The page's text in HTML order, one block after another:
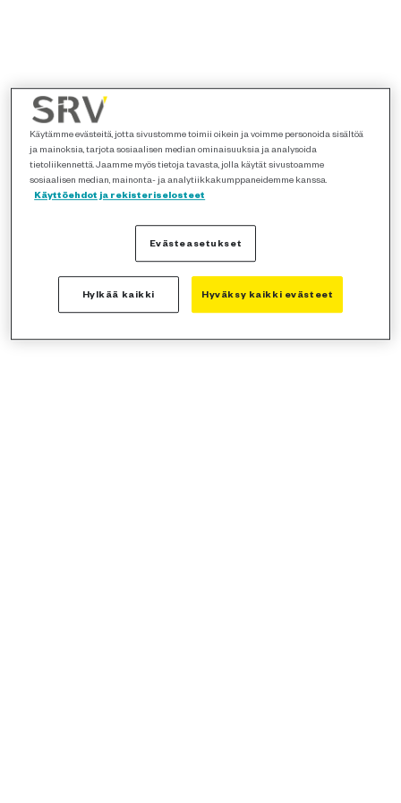
Käytämme evästeitä, jotta sivustomme toimii oikein ja voimme personoida sisältöä
ja mainoksia, tarjota sosiaalisen median ominaisuuksia ja analysoida
tietoliikennettä. Jaamme myös tietoja tavasta, jolla käytät sivustoamme
sosiaalisen median, mainonta- ja analytiikkakumppaneidemme kanssa.
Käyttöehdot ja rekisteriselosteet
Evästeasetukset
Hylkää kaikki Hyväksy kaikki evästeet